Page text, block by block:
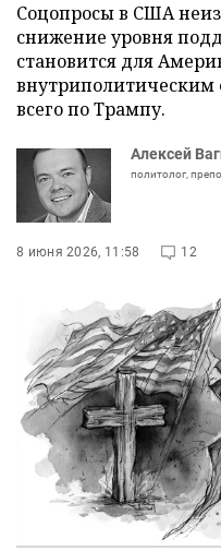
Соцопросы в США
снижение уровня
становится для
всего по Трампу.
Алексей
политолог,
8 июня 2026, 11:58 12